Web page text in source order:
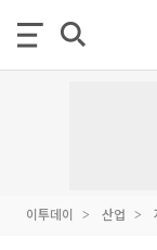
이투데이 산업